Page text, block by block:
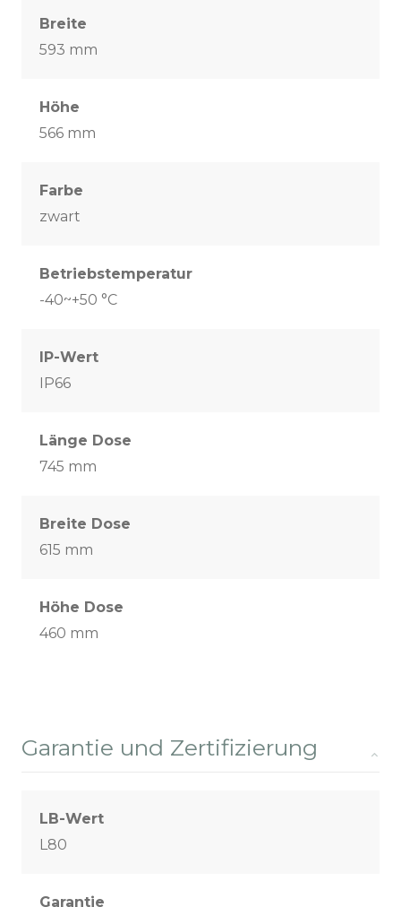
Breite
593 mm
Höhe
566 mm
Farbe
zwart
Betriebstemperatur
-40~+50 °C
IP-Wert
IP66
Länge Dose
745 mm
Breite Dose
615 mm
Höhe Dose
460 mm
Garantie und Zertifizierung
LB-Wert
L80
Garantie